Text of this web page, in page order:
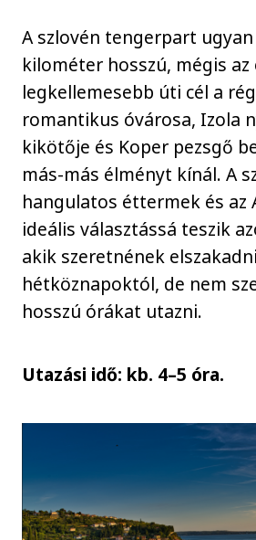
A szlovén tengerpart
kilométer hosszú, mégis az
legkellemesebb úti cél a
romantikus óvárosa, Izola
kikötője és Koper pezsgő
más-más élményt kínál. A
hangulatos éttermek és az
ideális választássá teszik
akik szeretnének
hétköznapoktól, de nem
hosszú órákat utazni.
Utazási idő: kb. 4–5 óra.